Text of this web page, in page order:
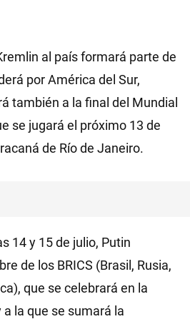
al país formará parte de
por América del Sur,
también a la final del Mundial
se jugará el próximo 13 de
de Río de Janeiro.
14 y 15 de julio, Putin
de los BRICS (Brasil, Rusia,
que se celebrará en la
la que se sumará la